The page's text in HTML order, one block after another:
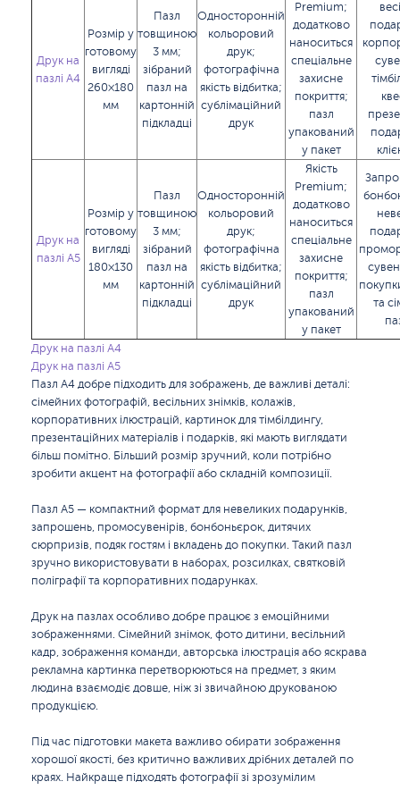
Друк на
пазлі A4
Розмір у
готовому
вигляді
260×180
мм
Пазл
товщиною
3 мм;
зібраний
пазл на
картонній
підкладці
Односторонній
кольоровий
друк;
фотографічна
якість відбитка;
сублімаційний
друк
Premium;
додатково
наноситься
спеціальне
захисне
покриття;
пазл
упакований
у пакет
Друк на
пазлі A5
Розмір у
готовому
вигляді
180×130
мм
Пазл
товщиною
3 мм;
зібраний
пазл на
картонній
підкладці
Односторонній
кольоровий
друк;
фотографічна
якість відбитка;
сублімаційний
друк
Якість
Premium;
додатково
наноситься
спеціальне
захисне
покриття;
пазл
упакований
у пакет
та
Друк на пазлі A4
Друк на пазлі A5
Пазл A4 добре підходить для зображень, де важливі деталі:
сімейних фотографій, весільних знімків, колажів,
корпоративних ілюстрацій, картинок для тімбілдингу,
презентаційних матеріалів і подарків, які мають виглядати
більш помітно. Більший розмір зручний, коли потрібно
зробити акцент на фотографії або складній композиції.
Пазл A5 — компактний формат для невеликих подарунків,
запрошень, промосувенірів, бонбоньєрок, дитячих
сюрпризів, подяк гостям і вкладень до покупки. Такий пазл
зручно використовувати в наборах, розсилках, святковій
поліграфії та корпоративних подарунках.
Друк на пазлах особливо добре працює з емоційними
зображеннями. Сімейний знімок, фото дитини, весільний
кадр, зображення команди, авторська ілюстрація або яскрава
рекламна картинка перетворюються на предмет, з яким
людина взаємодіє довше, ніж зі звичайною друкованою
продукцією.
Під час підготовки макета важливо обирати зображення
хорошої якості, без критично важливих дрібних деталей по
краях. Найкраще підходять фотографії зі зрозумілим